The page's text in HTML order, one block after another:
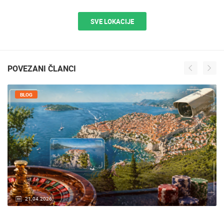
SVE LOKACIJE
POVEZANI ČLANCI
21.04.2026.
BLOG